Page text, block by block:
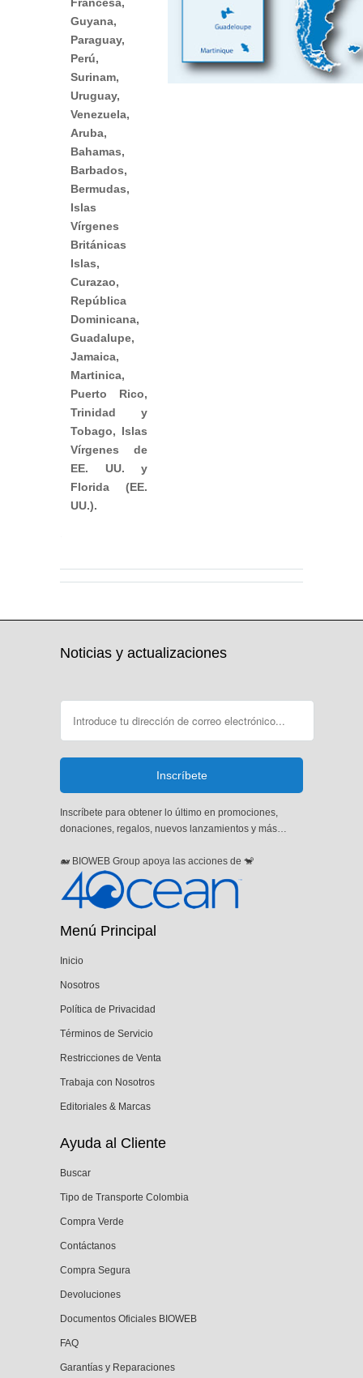
Guyana,
Paraguay,
Perú,
Surinam,
Uruguay,
Venezuela,
Aruba,
Bahamas,
Barbados,
Bermudas,
Islas
Vírgenes
Británicas
Islas,
Curazao,
República
Dominicana,
Guadalupe,
Jamaica,
Martinica,
Puerto Rico,
Trinidad y
Tobago, Islas
Vírgenes de
EE. UU. y
Florida (EE.
UU.).
Noticias y actualizaciones
Inscríbete para obtener lo último en promociones,
donaciones, regalos, nuevos lanzamientos y más…
🐋 BIOWEB Group apoya las acciones de 🐒
Menú Principal
Inicio
Nosotros
Política de Privacidad
Términos de Servicio
Restricciones de Venta
Trabaja con Nosotros
Editoriales & Marcas
Ayuda al Cliente
Buscar
Tipo de Transporte Colombia
Compra Verde
Contáctanos
Compra Segura
Devoluciones
Documentos Oficiales BIOWEB
FAQ
Garantías y Reparaciones